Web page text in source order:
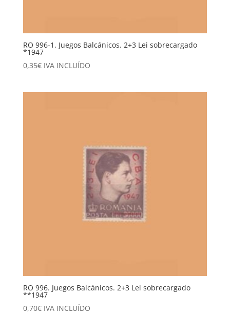
RO 996-1. Juegos Balcánicos. 2+3 Lei sobrecargado
*1947
0,35€ IVA INCLUÍDO
RO 996. Juegos Balcánicos. 2+3 Lei sobrecargado
**1947
0,70€ IVA INCLUÍDO